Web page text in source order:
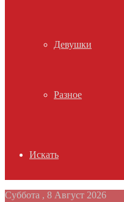
Девушки
Разное
Искать
Суббота , 8 Август 2026